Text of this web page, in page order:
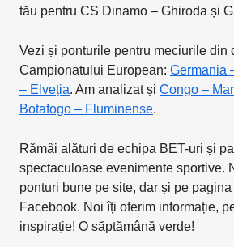
tău pentru CS Dinamo – Ghiroda și
Vezi și ponturile pentru meciurile din
Campionatului European: Germania
– Elveția. Am analizat și Congo –
Botafogo – Fluminense.
Rămâi alături de echipa BET-uri și
spectaculoase evenimente sportive.
ponturi bune pe site, dar și pe
Facebook. Noi îți oferim informație,
inspirație! O săptămână verde!